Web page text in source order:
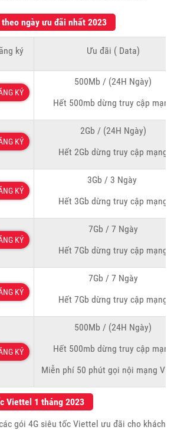
ngày ưu đãi nhất 2023
ký Ưu đãi ( Data)
KÝ
500Mb / (24H Ngày)
Hết 500mb dừng truy cập
KÝ
2Gb / (24H Ngày)
Hết 2Gb dừng truy cập mạng
KÝ
3Gb / 3 Ngày
Hết 3Gb dừng truy cập mạng
KÝ
7Gb / 7 Ngày
Hết 7Gb dừng truy cập mạng
KÝ
7Gb / 7 Ngày
Hết 7Gb dừng truy cập mạng
KÝ
500Mb / (24H Ngày)
Hết 500mb dừng truy cập
Miễn phí 50 phút gọi nội mạng
Viettel 1 tháng 2023
gói 4G siêu tốc Viettel ưu đãi cho khách